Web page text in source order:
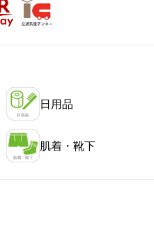
日用品
肌着・靴下